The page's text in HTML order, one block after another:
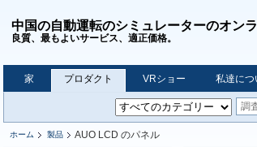
中国の自動運転のシミュレーターのオン
良質、最もよいサービス、適正価格。
家 プロダクト VRショー 私達につ
ホーム 製品 AUO LCD のパネル